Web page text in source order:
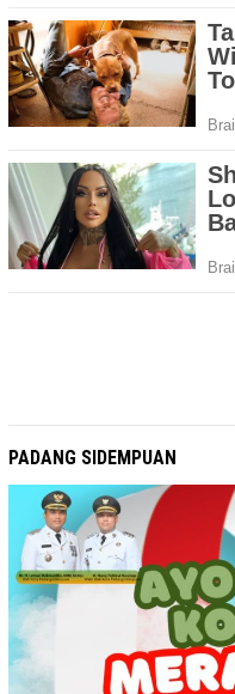
PADANG SIDEMPUAN